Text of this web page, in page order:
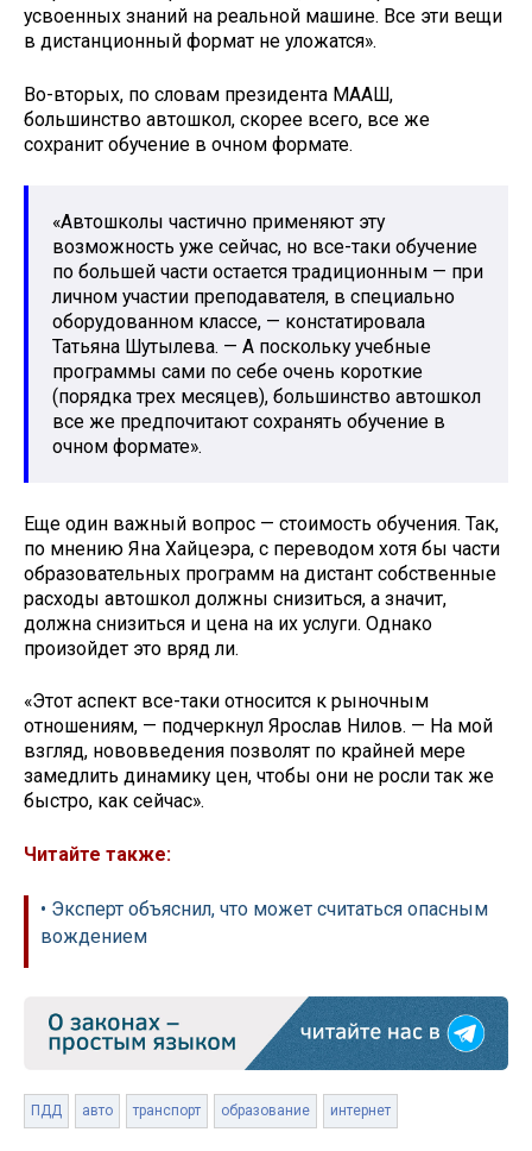
усвоенных знаний на реальной машине. Все эти вещи
в дистанционный формат не уложатся».
Во-вторых, по словам президента МААШ,
большинство автошкол, скорее всего, все же
сохранит обучение в очном формате.
«Автошколы частично применяют эту
возможность уже сейчас, но все-таки обучение
по большей части остается традиционным — при
личном участии преподавателя, в специально
оборудованном классе, — констатировала
Татьяна Шутылева. — А поскольку учебные
программы сами по себе очень короткие
(порядка трех месяцев), большинство автошкол
все же предпочитают сохранять обучение в
очном формате».
Еще один важный вопрос — стоимость обучения. Так,
по мнению Яна Хайцеэра, с переводом хотя бы части
образовательных программ на дистант собственные
расходы автошкол должны снизиться, а значит,
должна снизиться и цена на их услуги. Однако
произойдет это вряд ли.
«Этот аспект все-таки относится к рыночным
отношениям, — подчеркнул Ярослав Нилов. — На мой
взгляд, нововведения позволят по крайней мере
замедлить динамику цен, чтобы они не росли так же
быстро, как сейчас».
Читайте также:
• Эксперт объяснил, что может считаться опасным
вождением
ПДД авто транспорт образование интернет